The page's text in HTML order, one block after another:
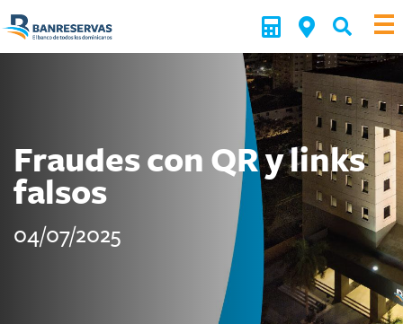
Fraudes con QR y links
falsos
04/07/2025